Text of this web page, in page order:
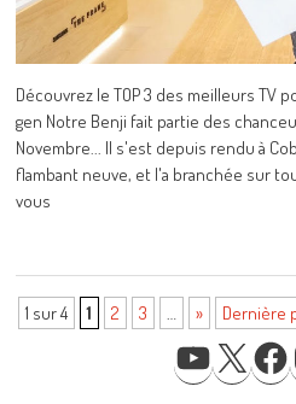
Découvrez le TOP 3 des meilleurs
gen Notre Benji fait partie des
Novembre... Il s'est depuis rendu à
flambant neuve, et l'a branchée sur
vous
1 sur 4 1 2 3 … » Dernière
YOUTUBE